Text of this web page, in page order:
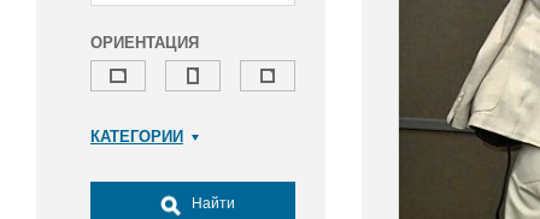
ОРИЕНТАЦИЯ
КАТЕГОРИИ
Досуг, туризм и отдых
Найти